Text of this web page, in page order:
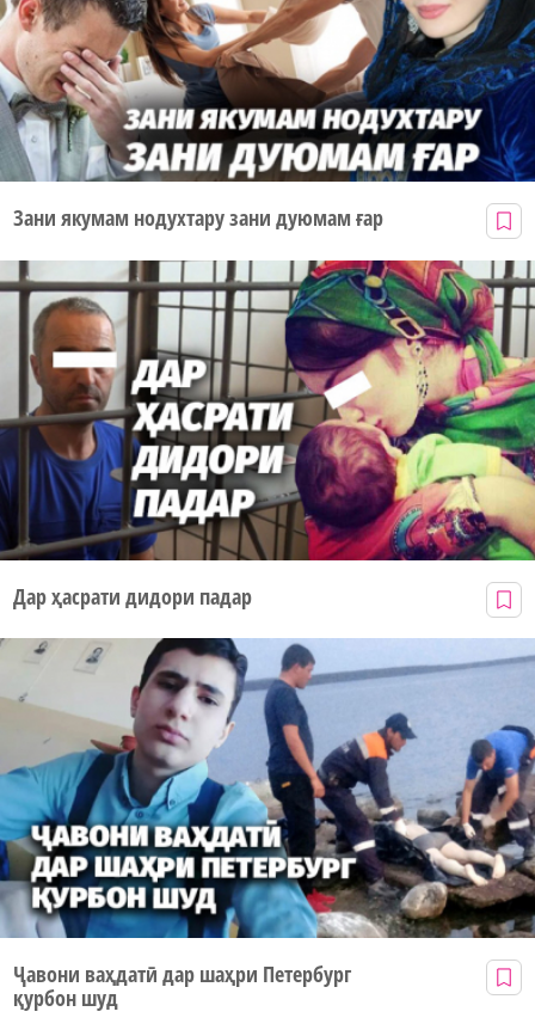
Зани якумам нодухтару зани дуюмам ғар
Дар ҳасрати дидори падар
Ҷавони ваҳдатӣ дар шаҳри Петербург
қурбон шуд